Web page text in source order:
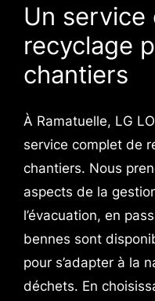
Un service
recyclage
chantiers
À Ramatuelle, LG
service complet de
chantiers. Nous
aspects de la
l’évacuation, en
bennes sont
pour s’adapter à la
déchets. En